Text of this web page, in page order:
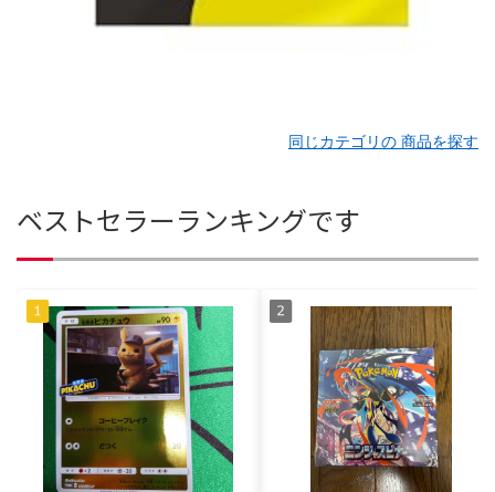
同じカテゴリの 商品を探す
ベストセラーランキングです